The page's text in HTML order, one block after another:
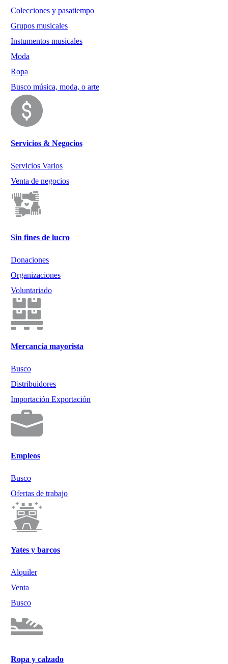
Colecciones y pasatiempo
Grupos musicales
Instumentos musicales
Moda
Ropa
Busco música, moda, o arte
Servicios & Negocios
Servicios Varios
Venta de negocios
Sin fines de lucro
Donaciones
Organizaciones
Voluntariado
Mercancía mayorista
Busco
Distribuidores
Importación Exportación
Empleos
Busco
Ofertas de trabajo
Yates y barcos
Alquiler
Venta
Busco
Ropa y calzado